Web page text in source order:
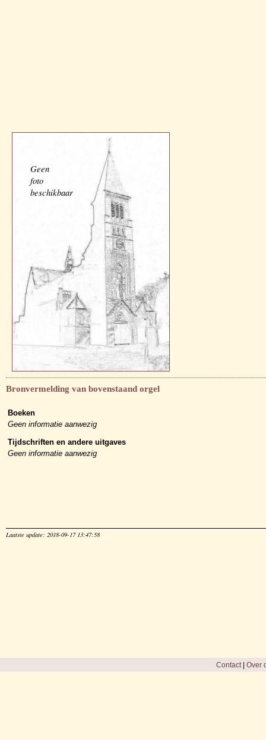
Geen
foto
beschikbaar
Bronvermelding van bovenstaand orgel
Boeken
Geen informatie aanwezig
Tijdschriften en andere uitgaves
Geen informatie aanwezig
Laatste update: 2018-09-17 13:47:58
Contact| Over